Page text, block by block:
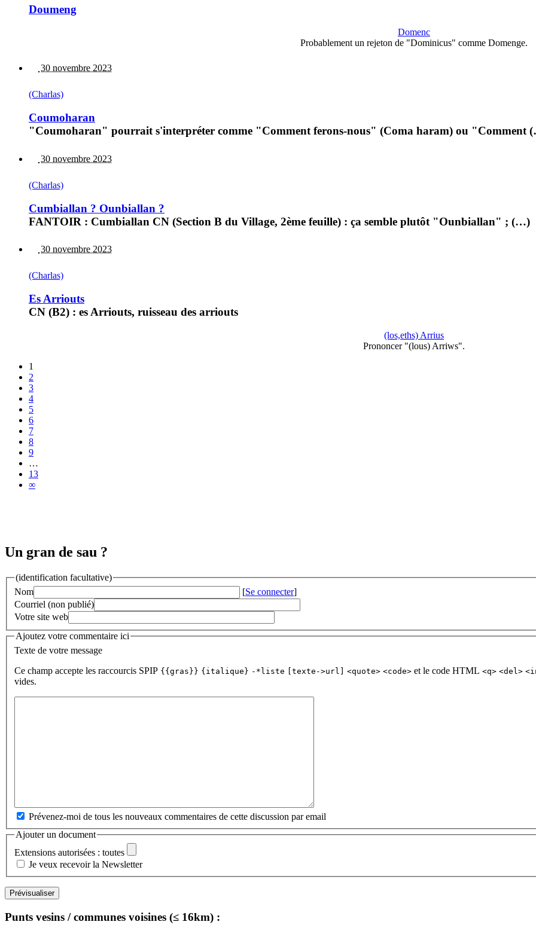
Doumeng
Domenc
Probablement un rejeton de "Dominicus" comme Domenge.
30 novembre 2023
(Charlas)
Coumoharan
"Coumoharan" pourrait s'interpréter comme "Comment ferons-nous" (Coma haram) ou "Comment
30 novembre 2023
(Charlas)
Cumbiallan ? Ounbiallan ?
FANTOIR : Cumbiallan CN (Section B du Village, 2ème feuille) : ça semble plutôt "Ounbiallan" ; (…)
30 novembre 2023
(Charlas)
Es Arriouts
CN (B2) : es Arriouts, ruisseau des arriouts
(los,eths) Arrius
Prononcer "(lous) Arriws".
1
2
3
4
5
6
7
8
9
…
13
∞
Un gran de sau ?
(identification facultative)
Nom
[Se connecter]
Courriel (non publié)
Votre site web
Ajoutez votre commentaire ici
Texte de votre message
Ce champ accepte les raccourcis SPIP {{gras}} {italique} -*liste [texte->url] <quote> <code> et le code HTML <q> <del>
vides.
Prévenez-moi de tous les nouveaux commentaires de cette discussion par email
Ajouter un document
Extensions autorisées : toutes
Je veux recevoir la Newsletter
Punts vesins / communes voisines (≤ 16km) :